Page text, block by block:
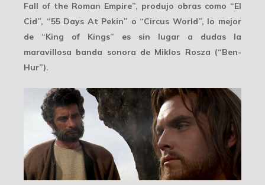
Fall of the Roman Empire”, produjo obras como “El
Cid”, “55 Days At Pekin” o “Circus World”, lo mejor
de “King of Kings” es sin lugar a dudas la
maravillosa banda sonora de Miklos Rosza (“Ben-
Hur”).